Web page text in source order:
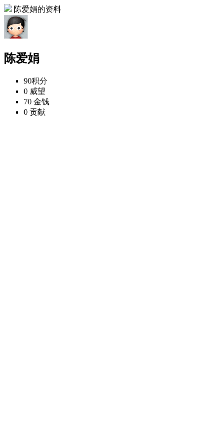
陈爱娟的资料
陈爱娟
90积分
0 威望
70 金钱
0 贡献